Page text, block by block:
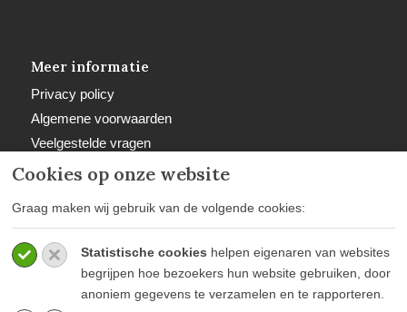
Cookies op onze website
Graag maken wij gebruik van de volgende cookies:
Statistische cookies helpen eigenaren van websites
begrijpen hoe bezoekers hun website gebruiken, door
anoniem gegevens te verzamelen en te rapporteren.
Meer informatie
Privacy policy
Algemene voorwaarden
Veelgestelde vragen
Retourbeleid
Betaalwijzen